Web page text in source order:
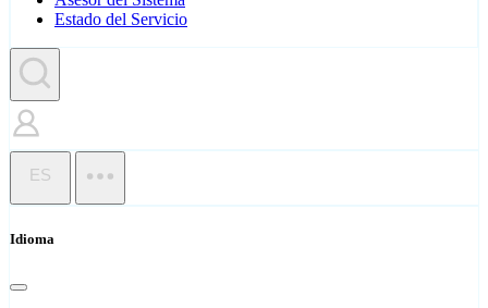
Estado del Servicio
ES
Idioma